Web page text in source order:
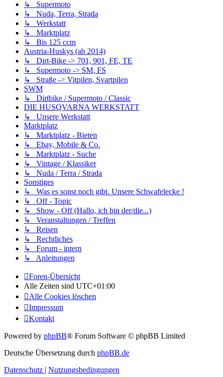
↳ Supermoto
↳ Nuda, Terra, Strada
↳ Werkstatt
↳ Marktplatz
↳ Bis 125 ccm
Austria-Huskys (ab 2014)
↳ Dirt-Bike -> 701, 901, FE, TE
↳ Supermoto -> SM, FS
↳ Straße -> Vitpilen, Svartpilen
SWM
↳ Dirtbike / Supermoto / Classic
DIE HUSQVARNA WERKSTATT
↳ Unsere Werkstatt
Marktplatz
↳ Marktplatz - Bieten
↳ Ebay, Mobile & Co.
↳ Marktplatz - Suche
↳ Vintage / Klassiker
↳ Nuda / Terra / Strada
Sonstiges
↳ Was es sonst noch gibt. Unsere Schwafelecke !
↳ Off - Topic
↳ Show - Off (Hallo, ich bin der/die...)
↳ Veranstaltungen / Treffen
↳ Reisen
↳ Rechtliches
↳ Forum - intern
↳ Anleitungen
Foren-Übersicht
Alle Zeiten sind UTC+01:00
Alle Cookies löschen
Impressum
Kontakt
Powered by phpBB® Forum Software © phpBB Limited
Deutsche Übersetzung durch phpBB.de
Datenschutz | Nutzungsbedingungen